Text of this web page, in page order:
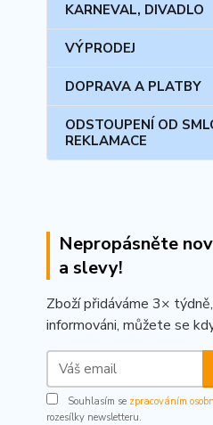
KARNEVAL, DIVADLO
VÝPRODEJ
DOPRAVA A PLATBY
ODSTOUPENÍ OD
REKLAMACE
Nepropásněte
a slevy!
Zboží přidáváme 3×
informováni, můžete se
Souhlasím se zpracováním
rozesílky newsletteru.